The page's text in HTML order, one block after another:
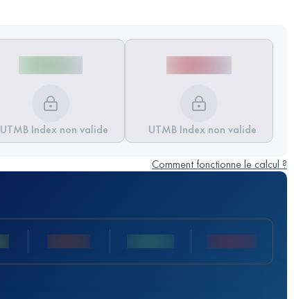
UTMB Index non valide UTMB Index non valide
Comment fonctionne le calcul ?